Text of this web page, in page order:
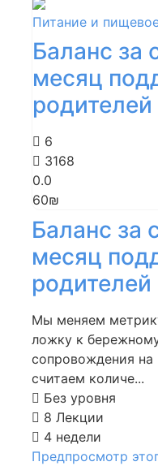
Питание и
Баланс за
месяц
6
3168
0.0
60₪
Баланс за
месяц
Мы меняем
ложку к
сопровождения
считаем количе...
Без уровня
8 Лекции
4 недели
Предпросмотр